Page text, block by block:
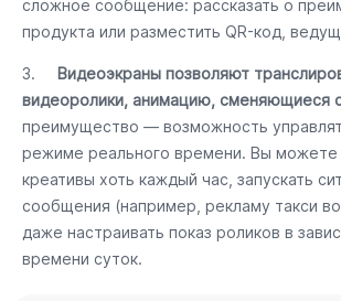
сложное сообщение: рассказать о
продукта или разместить QR-код,
3. Видеоэкраны позволяют
видеоролики, анимацию, сменяющиеся
преимущество — возможность
режиме реального времени. Вы можете
креативы хоть каждый час, запускать
сообщения (например, рекламу такси
даже настраивать показ роликов в
времени суток.